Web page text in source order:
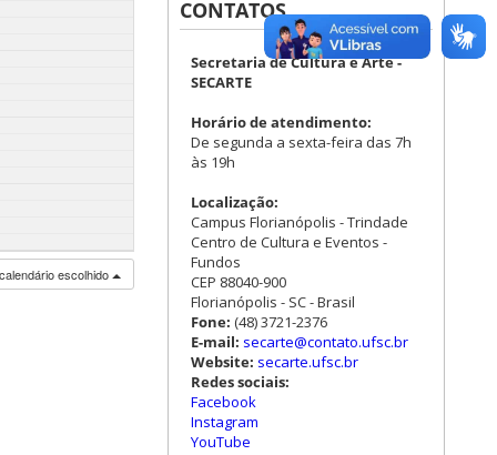
escolhido
CONTATOS
Secretaria de Cultura e Arte -
SECARTE
Horário de atendimento:
De segunda a sexta-feira das 7h
às 19h
Localização:
Campus Florianópolis - Trindade
Centro de Cultura e Eventos -
Fundos
CEP 88040-900
Florianópolis - SC - Brasil
Fone: (48) 3721-2376
E-mail: secarte@contato.ufsc.br
Website: secarte.ufsc.br
Redes sociais:
Facebook
Instagram
YouTube